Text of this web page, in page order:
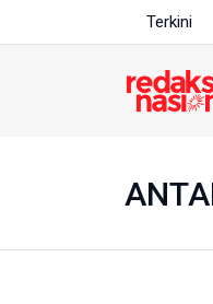
Terkini